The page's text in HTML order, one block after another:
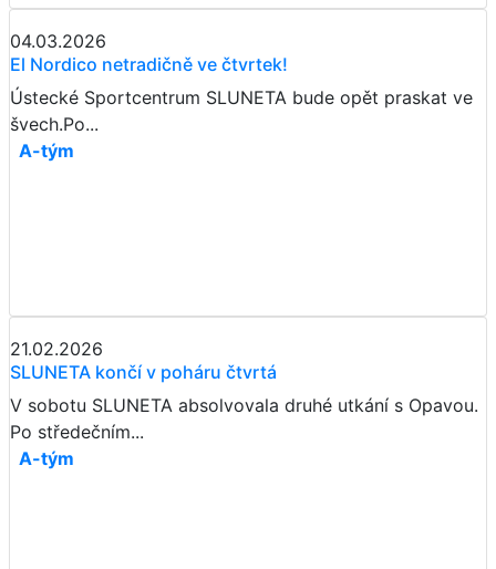
04.03.2026
El Nordico netradičně ve čtvrtek!
Ústecké Sportcentrum SLUNETA bude opět praskat ve
švech.Po...
A-tým
21.02.2026
SLUNETA končí v poháru čtvrtá
V sobotu SLUNETA absolvovala druhé utkání s Opavou.
Po středečním...
A-tým